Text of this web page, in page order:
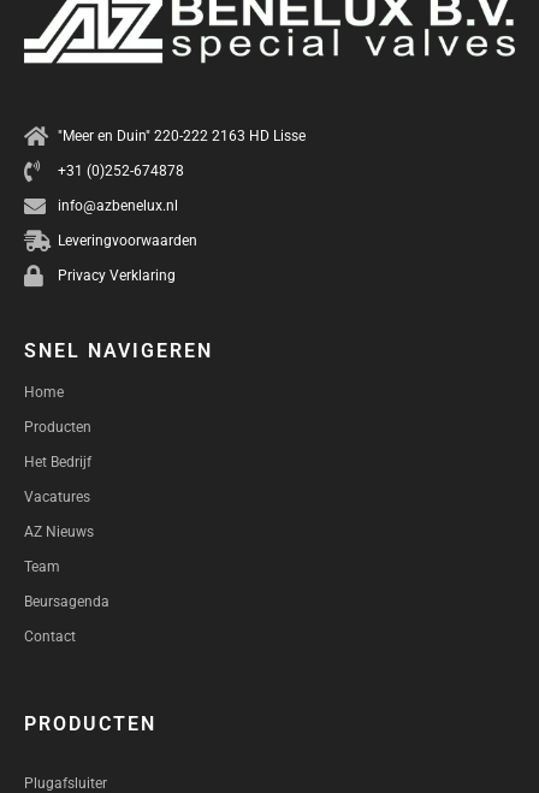
"Meer en Duin" 220-222 2163 HD Lisse
+31 (0)252-674878
info@azbenelux.nl
Leveringvoorwaarden
Privacy Verklaring
SNEL NAVIGEREN
Home
Producten
Het Bedrijf
Vacatures
AZ Nieuws
Team
Beursagenda
Contact
PRODUCTEN
Plugafsluiter